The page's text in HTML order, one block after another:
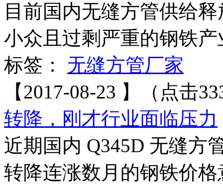
目前国内无缝方管供给
小众且过剩严重的钢铁
标签： 无缝方管厂家
【2017-08-23 】（点击
转降，刚才行业面临压力
近期国内 Q345D 无缝方
转降连涨数月的钢铁价